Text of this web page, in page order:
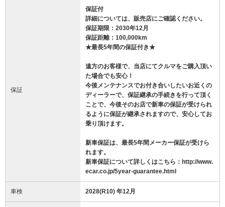
保証
保証付
詳細については、販売店にご確認ください。
保証期限：2030年12月
保証距離：100,000km
★最長5年間の保証付き★
遠方のお客様で、当店にてクルマをご購入頂い
た場合でも安心！
今後メンテナンスでお付き合いしたいお近くの
ディーラーで、保証継承の手続きを行って頂く
ことで、今後そのお店で新車の保証が受けられ
るように保証が継承されますので、安心してお
乗り頂けます。
新車保証は、最長5年間メーカー保証が受けら
れます。
新車保証について詳しくはこちら：http://www.
ecar.co.jp/5year-guarantee.html
車検 2028(R10) 年12月